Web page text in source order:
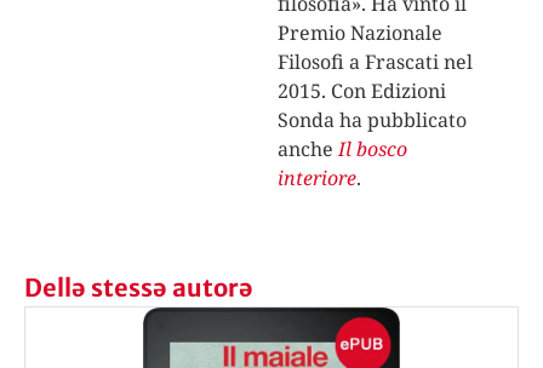
Premio Nazionale
Filosofi a Frascati nel
2015. Con Edizioni
Sonda ha pubblicato
ancheIl bosco
interiore.
Dellə stessə autorə